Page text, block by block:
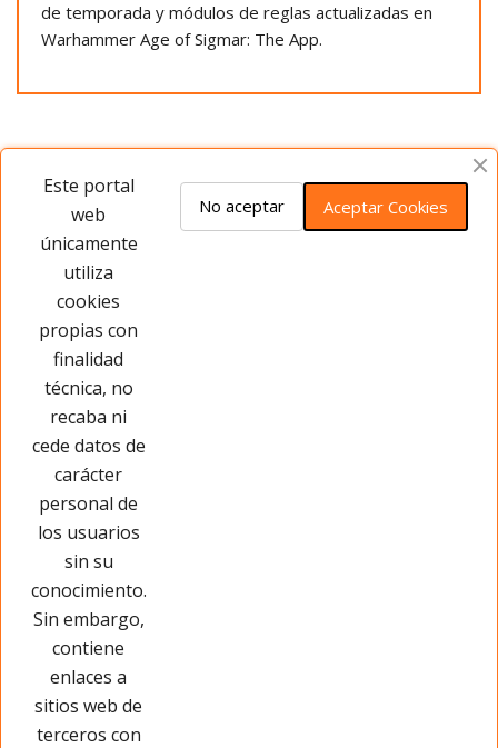
de temporada y módulos de reglas actualizadas en
Warhammer Age of Sigmar: The App.
Opiniones del producto
Este producto no tiene opiniones ¡Sé
Este portal
web
únicamente
utiliza
cookies
propias con
finalidad
técnica, no
recaba ni
cede datos de
carácter
personal de
los usuarios
sin su
conocimiento.
Sin embargo,
contiene
enlaces a
sitios web de
terceros con
Aceptar Cookies
No aceptar